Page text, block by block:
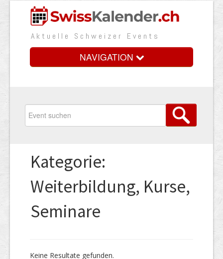
Aktuelle Schweizer Events
NAVIGATION
Vorteile
Medienbooster
Event erfassen
Kategorie:
Weiterbildung, Kurse,
Seminare
Keine Resultate gefunden.